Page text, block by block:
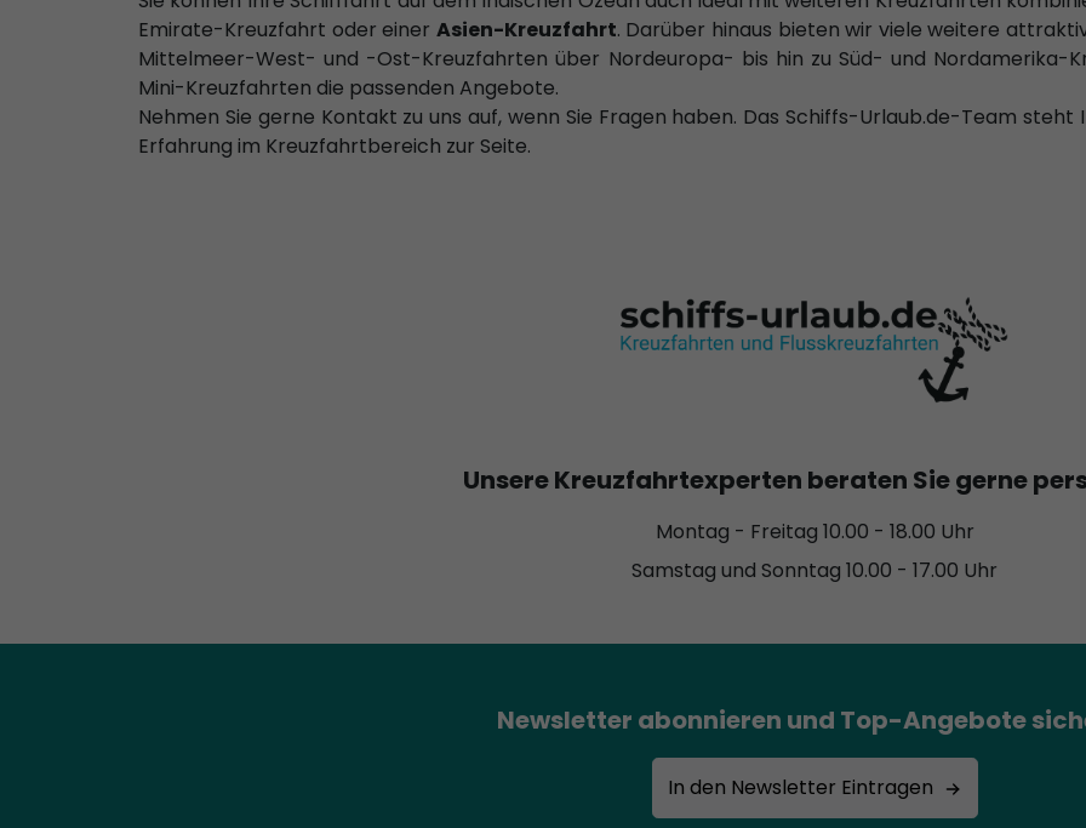
Emirate-Kreuzfahrt oder einer Asien-Kreuzfahrt. Darüber hinaus bieten wir viele weitere
Mittelmeer-West- und -Ost-Kreuzfahrten über Nordeuropa- bis hin zu Süd- und Nordamerika-
Mini-Kreuzfahrten die passenden Angebote.
Nehmen Sie gerne Kontakt zu uns auf, wenn Sie Fragen haben. Das Schiffs-Urlaub.de-Team
Erfahrung im Kreuzfahrtbereich zur Seite.
Unsere Kreuzfahrtexperten beraten Sie gerne
Montag - Freitag 10.00 - 18.00 Uhr
Samstag und Sonntag 10.00 - 17.00 Uhr
Newsletter abonnieren und Top-Angebote
In den Newsletter Eintragen